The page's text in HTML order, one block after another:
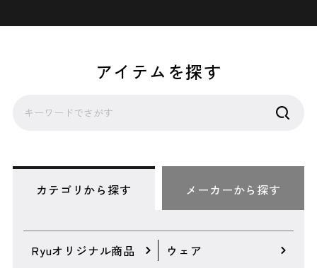
アイテムを探す
カテゴリから探す メーカーから探す
Ryuオリジナル商品 ウェア